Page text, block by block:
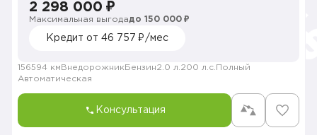
2 298 000 ₽
Максимальная выгодадо 150 000 ₽
Кредит от 46 757 ₽/мес
156594 км Внедорожник Бензин2.0 л. 200 л.с. Полный
Автоматическая
Консультация